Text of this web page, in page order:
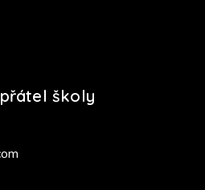
a přátel školy